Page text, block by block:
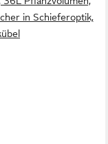
in Schieferoptik,